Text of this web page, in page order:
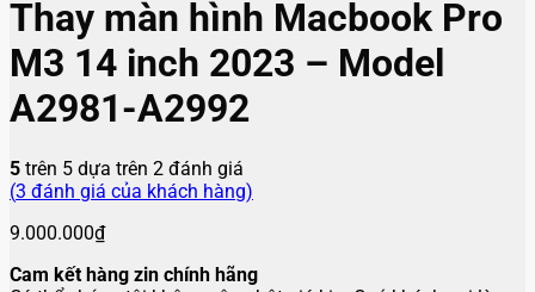
Thay màn hình Macbook Pro
M3 14 inch 2023 – Model
A2981-A2992
5 trên 5 dựa trên 2 đánh giá
(3 đánh giá của khách hàng)
9.000.000₫
Cam kết hàng zin chính hãng